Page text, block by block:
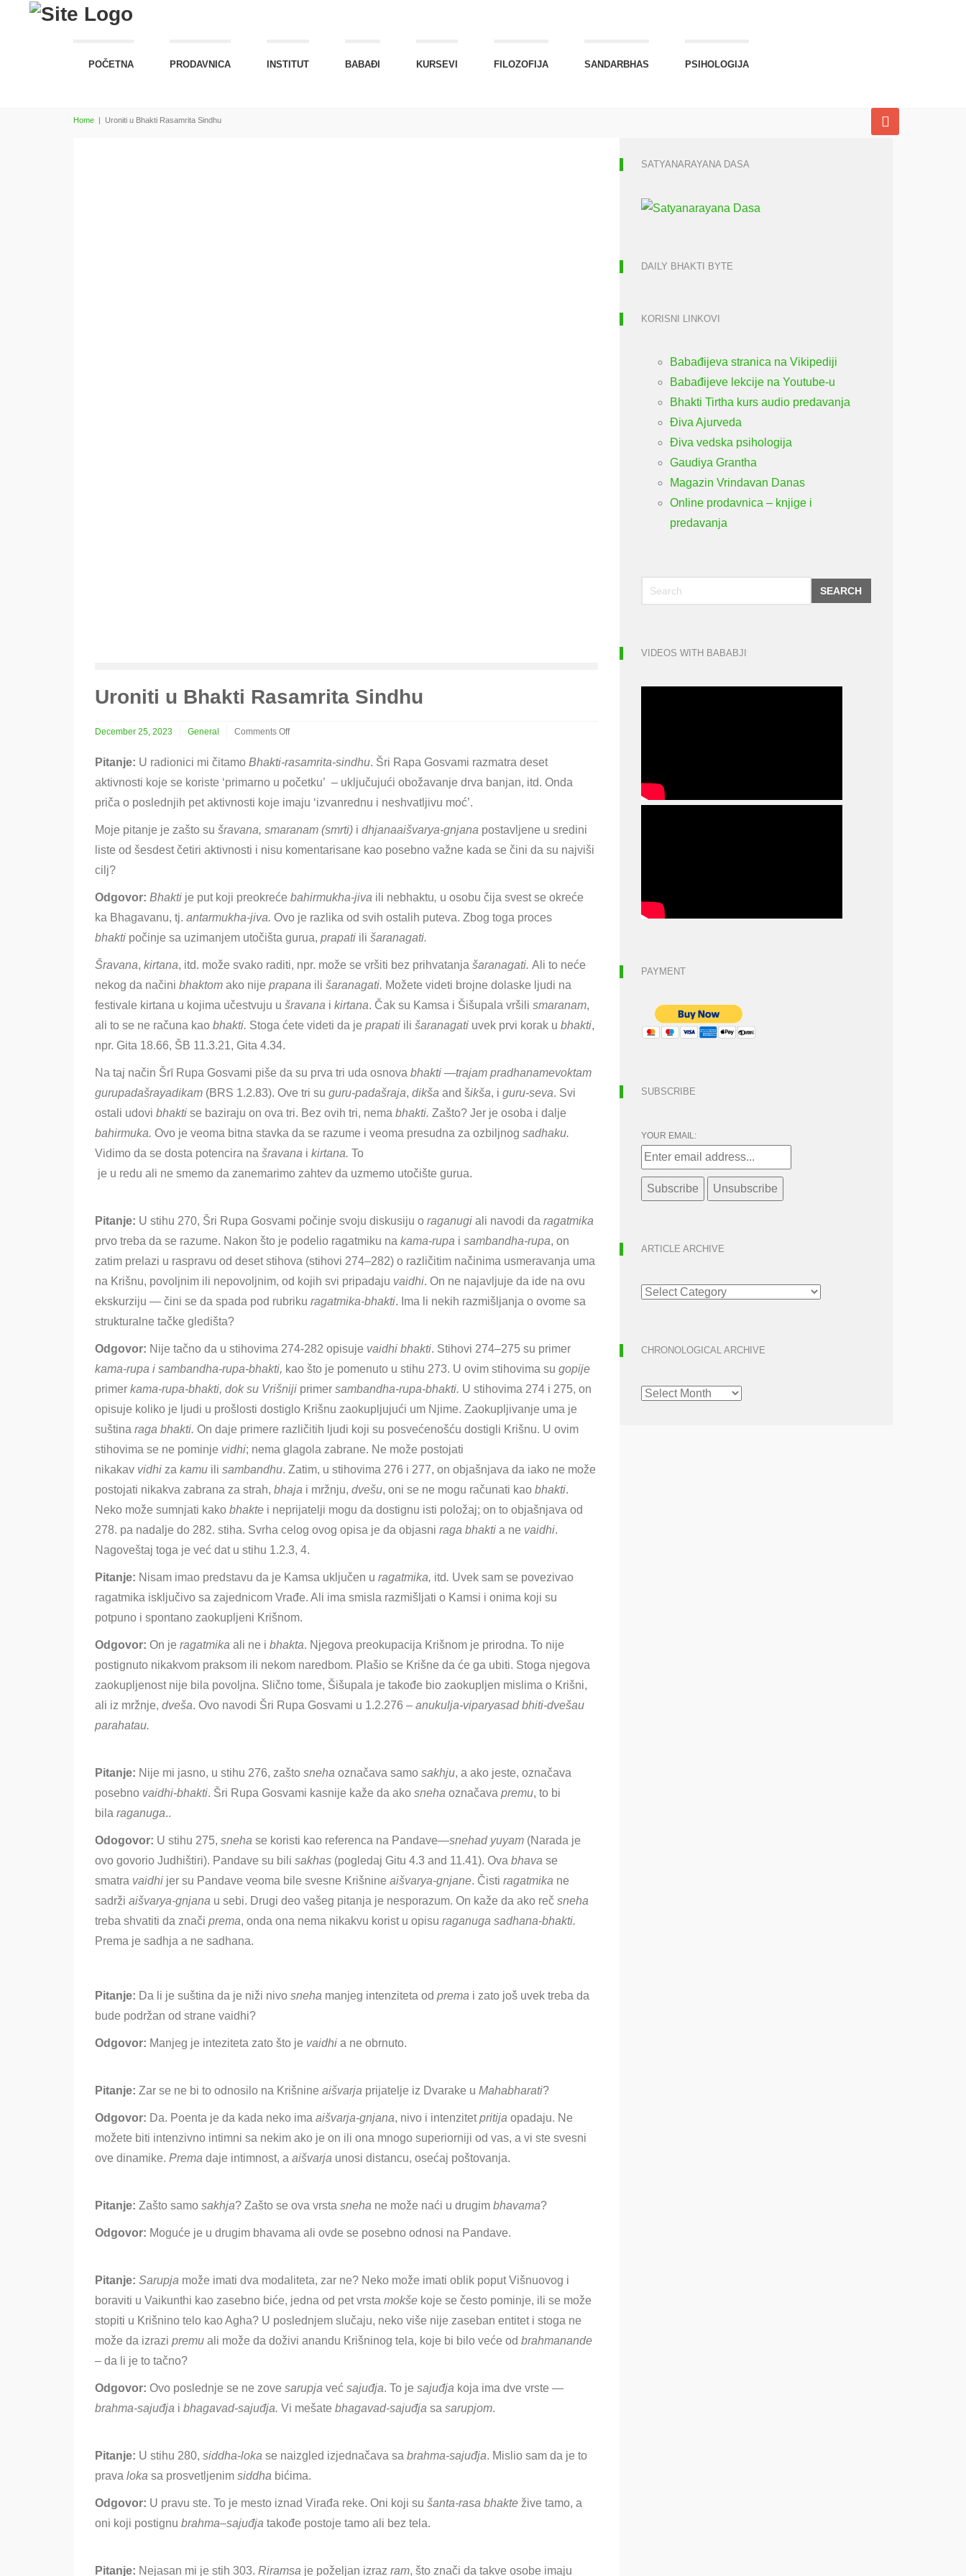
POČETNA PRODAVNICA INSTITUT BABAĐI KURSEVI FILOZOFIJA SANDARBHAS PSIHOLOGIJA
Home | Uroniti u Bhakti Rasamrita Sindhu
Uroniti u Bhakti Rasamrita Sindhu
December 25, 2023 General
Comments Off
Uroniti
Bhakti
Rasamrita
Sindhu
Pitanje: U radionici mi čitamo Bhakti-rasamrita-sindhu. Šri Rapa Gosvami razmatra deset
aktivnosti koje se koriste ‘primarno u početku’ – uključujući obožavanje drva banjan, itd. Onda
priča o poslednjih pet aktivnosti koje imaju ‘izvanrednu i neshvatljivu moć’.
Moje pitanje je zašto su šravana, smaranam (smrti) i dhjanaaišvarya-gnjana postavljene u sredini
liste od šesdest četiri aktivnosti i nisu komentarisane kao posebno važne kada se čini da su najviši
cilj?
Odgovor: Bhakti je put koji preokreće bahirmukha-jiva ili nebhaktu, u osobu čija svest se okreće
ka Bhagavanu, tj. antarmukha-jiva. Ovo je razlika od svih ostalih puteva. Zbog toga proces
bhakti počinje sa uzimanjem utočišta gurua, prapati ili šaranagati.
Šravana, kirtana, itd. može svako raditi, npr. može se vršiti bez prihvatanja šaranagati. Ali to neće
nekog da načini bhaktom ako nije prapana ili šaranagati. Možete videti brojne dolaske ljudi na
festivale kirtana u kojima učestvuju u šravana i kirtana. Čak su Kamsa i Šišupala vršili smaranam,
ali to se ne računa kao bhakti. Stoga ćete videti da je prapati ili šaranagati uvek prvi korak u bhakti,
npr. Gita 18.66, ŠB 11.3.21, Gita 4.34.
Na taj način Šrī Rupa Gosvami piše da su prva tri uda osnova bhakti —trajam pradhanamevoktam
gurupadašrayadikam (BRS 1.2.83). Ove tri su guru-padašraja, dikša and šikša, i guru-seva. Svi
ostali udovi bhakti se baziraju on ova tri. Bez ovih tri, nema bhakti. Zašto? Jer je osoba i dalje
bahirmuka. Ovo je veoma bitna stavka da se razume i veoma presudna za ozbiljnog sadhaku.
Vidimo da se dosta potencira na šravana i kirtana. To
je u redu ali ne smemo da zanemarimo zahtev da uzmemo utočište gurua.
Pitanje: U stihu 270, Šri Rupa Gosvami počinje svoju diskusiju o raganugi ali navodi da ragatmika
prvo treba da se razume. Nakon što je podelio ragatmiku na kama-rupa i sambandha-rupa, on
zatim prelazi u raspravu od deset stihova (stihovi 274–282) o različitim načinima usmeravanja uma
na Krišnu, povoljnim ili nepovoljnim, od kojih svi pripadaju vaidhi. On ne najavljuje da ide na ovu
ekskurziju — čini se da spada pod rubriku ragatmika-bhakti. Ima li nekih razmišljanja o ovome sa
strukturalne tačke gledišta?
Odgovor: Nije tačno da u stihovima 274-282 opisuje vaidhi bhakti. Stihovi 274–275 su primer
kama-rupa i sambandha-rupa-bhakti, kao što je pomenuto u stihu 273. U ovim stihovima su gopije
primer kama-rupa-bhakti, dok su Vrišniji primer sambandha-rupa-bhakti. U stihovima 274 i 275, on
opisuje koliko je ljudi u prošlosti dostiglo Krišnu zaokupljujući um Njime. Zaokupljivanje uma je
suština raga bhakti. On daje primere različitih ljudi koji su posvećenošću dostigli Krišnu. U ovim
stihovima se ne pominje vidhi; nema glagola zabrane. Ne može postojati
nikakav vidhi za kamu ili sambandhu. Zatim, u stihovima 276 i 277, on objašnjava da iako ne može
postojati nikakva zabrana za strah, bhaja i mržnju, dvešu, oni se ne mogu računati kao bhakti.
Neko može sumnjati kako bhakte i neprijatelji mogu da dostignu isti položaj; on to objašnjava od
278. pa nadalje do 282. stiha. Svrha celog ovog opisa je da objasni raga bhakti a ne vaidhi.
Nagoveštaj toga je već dat u stihu 1.2.3, 4.
Pitanje: Nisam imao predstavu da je Kamsa uključen u ragatmika, itd. Uvek sam se povezivao
ragatmika isključivo sa zajednicom Vrađe. Ali ima smisla razmišljati o Kamsi i onima koji su
potpuno i spontano zaokupljeni Krišnom.
Odgovor: On je ragatmika ali ne i bhakta. Njegova preokupacija Krišnom je prirodna. To nije
postignuto nikakvom praksom ili nekom naredbom. Plašio se Krišne da će ga ubiti. Stoga njegova
zaokupljenost nije bila povoljna. Slično tome, Šišupala je takođe bio zaokupljen mislima o Krišni,
ali iz mržnje, dveša. Ovo navodi Šri Rupa Gosvami u 1.2.276 – anukulja-viparyasad bhiti-dvešau
parahatau.
Pitanje: Nije mi jasno, u stihu 276, zašto sneha označava samo sakhju, a ako jeste, označava
posebno vaidhi-bhakti. Šri Rupa Gosvami kasnije kaže da ako sneha označava premu, to bi
bila raganuga..
Odogovor: U stihu 275, sneha se koristi kao referenca na Pandave—snehad yuyam (Narada je
ovo govorio Judhištiri). Pandave su bili sakhas (pogledaj Gitu 4.3 and 11.41). Ova bhava se
smatra vaidhi jer su Pandave veoma bile svesne Krišnine aišvarya-gnjane. Čisti ragatmika ne
sadrži aišvarya-gnjana u sebi. Drugi deo vašeg pitanja je nesporazum. On kaže da ako reč sneha
treba shvatiti da znači prema, onda ona nema nikakvu korist u opisu raganuga sadhana-bhakti.
Prema je sadhja a ne sadhana.
Pitanje: Da li je suština da je niži nivo sneha manjeg intenziteta od prema i zato još uvek treba da
bude podržan od strane vaidhi?
Odgovor: Manjeg je inteziteta zato što je vaidhi a ne obrnuto.
Pitanje: Zar se ne bi to odnosilo na Krišnine aišvarja prijatelje iz Dvarake u Mahabharati?
Odgovor: Da. Poenta je da kada neko ima aišvarja-gnjana, nivo i intenzitetpritija opadaju. Ne
možete biti intenzivno intimni sa nekim ako je on ili ona mnogo superiorniji od vas, a vi ste svesni
ove dinamike. Prema daje intimnost, a aišvarja unosi distancu, osećaj poštovanja.
Pitanje: Zašto samo sakhja? Zašto se ova vrsta sneha ne može naći u drugim bhavama?
Odgovor: Moguće je u drugim bhavama ali ovde se posebno odnosi na Pandave.
Pitanje: Sarupja može imati dva modaliteta, zar ne? Neko može imati oblik poput Višnuovog i
boraviti u Vaikunthi kao zasebno biće, jedna od pet vrsta mokše koje se često pominje, ili se može
stopiti u Krišnino telo kao Agha? U poslednjem slučaju, neko više nije zaseban entitet i stoga ne
može da izrazi premu ali može da doživi anandu Krišninog tela, koje bi bilo veće od brahmanande
– da li je to tačno?
Odgovor: Ovo poslednje se ne zove sarupja već sajuđja. To je sajuđja koja ima dve vrste —
brahma-sajuđja i bhagavad-sajuđja. Vi mešate bhagavad-sajuđja sa sarupjom.
Pitanje: U stihu 280, siddha-loka se naizgled izjednačava sa brahma-sajuđja. Mislio sam da je to
prava loka sa prosvetljenim siddha bićima.
Odgovor: U pravu ste. To je mesto iznad Virađa reke. Oni koji su šanta-rasa bhakte žive tamo, a
oni koji postignu brahma–sajuđja takođe postoje tamo ali bez tela.
Pitanje: Nejasan mi je stih 303. Riramsa je poželjan izraz ram, što znači da takve osobe imaju
SATYANARAYANA DASA
DAILY BHAKTI BYTE
KORISNI LINKOVI
Babađijeva stranica na Vikipediji
Babađijeve lekcije na Youtube-u
Bhakti Tirtha kurs audio predavanja
Điva Ajurveda
Điva vedska psihologija
Gaudiya Grantha
Magazin Vrindavan Danas
Online prodavnica – knjige i
predavanja
SEARCH
VIDEOS WITH BABABJI
PAYMENT
SUBSCRIBE
YOUR EMAIL:
ARTICLE ARCHIVE
ARTICLE
ARCHIVE
CHRONOLOGICAL ARCHIVE
CHRONOLOGICAL
ARCHIVE